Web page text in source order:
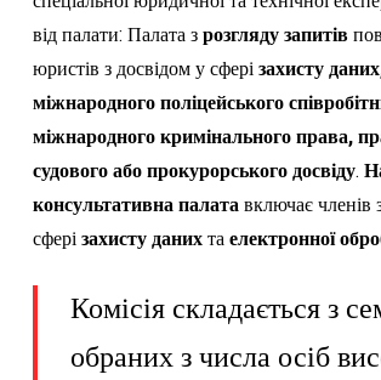
від палати: Палата зрозгляду запитів
юристів з досвідом у сферізахисту
міжнародного поліцейського
міжнародного кримінального права,
судового або прокурорського досвіду.
консультативна палатавключає членів
сферізахисту данихтаелектронної
Комісія складається з
обраних з числа осіб